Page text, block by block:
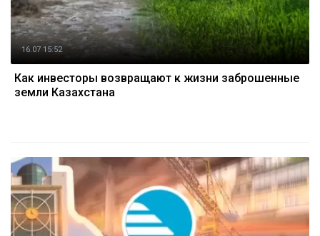
16.07 15:52
Как инвесторы возвращают к жизни заброшенные
земли Казахстана